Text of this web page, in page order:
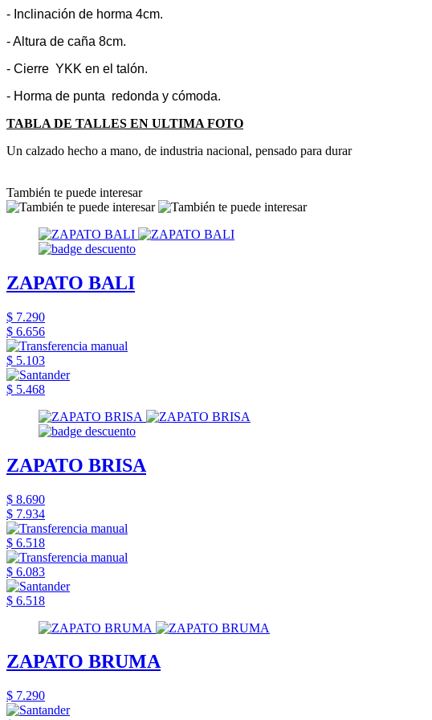
- Inclinación de horma 4cm.
- Altura de caña 8cm.
- Cierre YKK en el talón.
- Horma de punta redonda y cómoda.
TABLA DE TALLES EN ULTIMA FOTO
Un calzado hecho a mano, de industria nacional, pensado para durar
También te puede interesar
ZAPATO BALI
$ 7.290
$ 6.656
$ 5.103
$ 5.468
ZAPATO BRISA
$ 8.690
$ 7.934
$ 6.518
$ 6.083
$ 6.518
ZAPATO BRUMA
$ 7.290